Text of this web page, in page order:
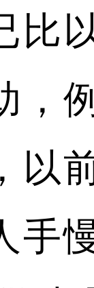
比
，
以
手